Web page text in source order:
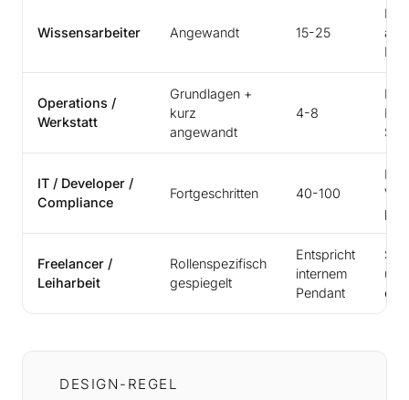
Wissensarbeiter Angewandt 15-25
Operations /
Werkstatt
Grundlagen +
kurz
angewandt
4-8
IT / Developer /
Compliance
Fortgeschritten 40-100
VO
Freelancer /
Leiharbeit
Rollenspezifisch
gespiegelt
Entspricht
internem
Pendant
DESIGN-REGEL